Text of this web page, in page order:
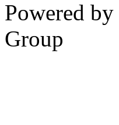
Powered by
Group